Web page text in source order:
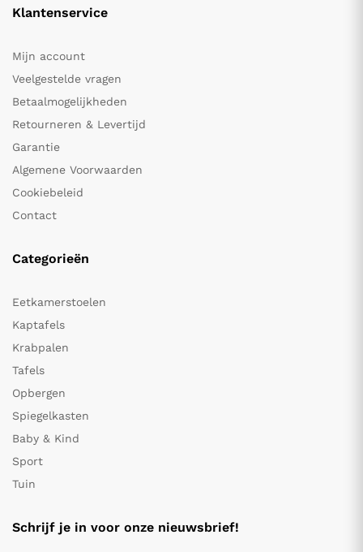
Klantenservice
Mijn account
Veelgestelde vragen
Betaalmogelijkheden
Retourneren & Levertijd
Garantie
Algemene Voorwaarden
Cookiebeleid
Contact
Categorieën
Eetkamerstoelen
Kaptafels
Krabpalen
Tafels
Opbergen
Spiegelkasten
Baby & Kind
Sport
Tuin
Schrijf je in voor onze nieuwsbrief!